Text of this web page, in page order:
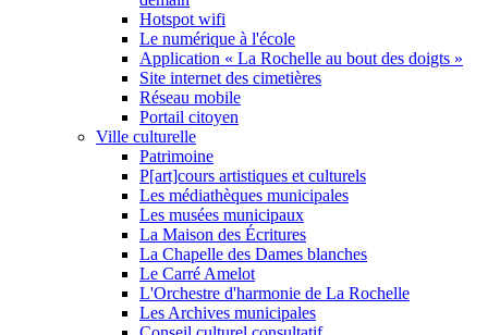
Hotspot wifi
Le numérique à l'école
Application « La Rochelle au bout des doigts »
Site internet des cimetières
Réseau mobile
Portail citoyen
Ville culturelle
Patrimoine
P[art]cours artistiques et culturels
Les médiathèques municipales
Les musées municipaux
La Maison des Écritures
La Chapelle des Dames blanches
Le Carré Amelot
L'Orchestre d'harmonie de La Rochelle
Les Archives municipales